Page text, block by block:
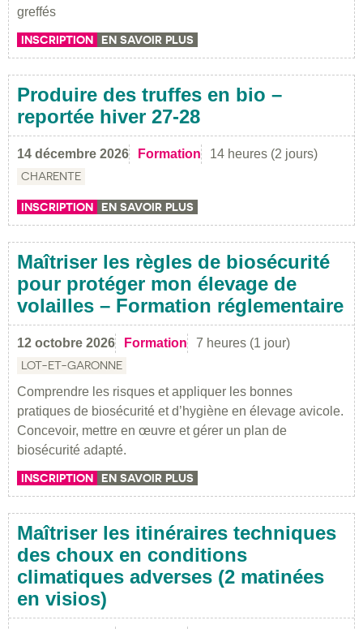
greffés
INSCRIPTION EN SAVOIR PLUS
Produire des truffes en bio –
reportée hiver 27-28
14 décembre 2026 Formation 14 heures (2 jours)
CHARENTE
INSCRIPTION EN SAVOIR PLUS
Maîtriser les règles de biosécurité
pour protéger mon élevage de
volailles – Formation réglementaire
12 octobre 2026 Formation 7 heures (1 jour)
LOT-ET-GARONNE
Comprendre les risques et appliquer les bonnes
pratiques de biosécurité et d’hygiène en élevage avicole.
Concevoir, mettre en œuvre et gérer un plan de
biosécurité adapté.
INSCRIPTION EN SAVOIR PLUS
Maîtriser les itinéraires techniques
des choux en conditions
climatiques adverses (2 matinées
en visios)